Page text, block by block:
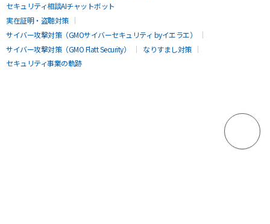
セキュリティ相談AIチャットボット
実在証明・盗聴対策
サイバー攻撃対策（GMOサイバーセキュリティ byイエラエ）
サイバー攻撃対策（GMO Flatt Security）
なりすまし対策
セキュリティ事業の軌跡